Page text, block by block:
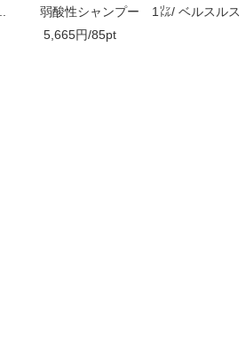
弱酸性シャンプー 1㍑/ ベルスルス
5,665円/85pt